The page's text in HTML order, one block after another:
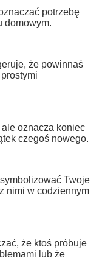
potrzebę
domowym.
że powinnaś
oznacza koniec
czegoś nowego.
Twoje
nimi w codziennym
że ktoś próbuje
lub że